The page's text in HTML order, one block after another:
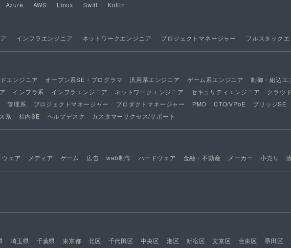
Azure AWS Linux Swift Kotlin
インフラエンジニア ネットワークエンジニア プロジェクトマネージャー フルスタック
エンジニア オープン系SE・プログラマ 汎用系エンジニア ゲーム系エンジニア
制御・組込エ
インフラ系 インフラエンジニア ネットワークエンジニア セキュリティエンジニア
クラウ
管理系 プロジェクトマネージャー プロダクトマネージャー PMO CTO/VPoE
ブリッジSE
系 社内SE ヘルプデスク カスタマーサクセス/サポート
ウェア メディア ゲーム 広告 web制作 ハードウェア 金融・不動産 メーカー 小売り
埼玉県 千葉県 東京都 北区 千代田区 中央区 港区 新宿区 文京区 台東区 墨田区